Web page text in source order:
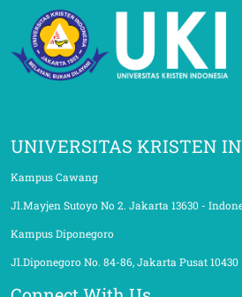
UNIVERSITAS KRISTEN
Kampus Cawang
Jl.Mayjen Sutoyo No 2. Jakarta 13630 -
Kampus Diponegoro
Jl.Diponegoro No. 84-86, Jakarta Pusat